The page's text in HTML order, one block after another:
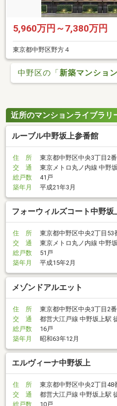
5,960万円～7,380万円
東京都中野区野方４
中野区の「新築マンション
近所のマンションライブラリ
ルーブル中野坂上参番館
住 所
東京都中野区中央3丁目2
交 通
東京メトロ丸ノ内線 中野
総戸数
41戸
築年月
平成21年3月
フォーウィルズコート中野坂
住 所
東京都中野区中央2丁目53
交 通
東京メトロ丸ノ内線 中野
総戸数
51戸
築年月
平成15年2月
メゾンドアルエット
住 所
東京都中野区中央3丁目2
交 通
都営大江戸線 中野坂上駅
総戸数
16戸
築年月
昭和63年12月
エルヴィーナ中野坂上
住 所
東京都中野区中央2丁目48
交 通
都営大江戸線 中野坂上駅
総戸数
10戸